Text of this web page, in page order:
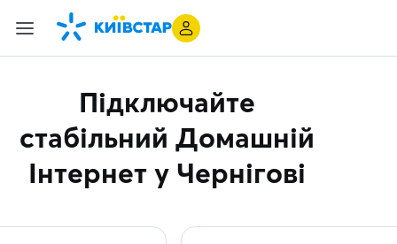
Підключайте
стабільний Домашній
Інтернет у Чернігові